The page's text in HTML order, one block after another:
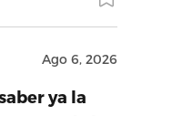
Ago 6, 2026
ya la